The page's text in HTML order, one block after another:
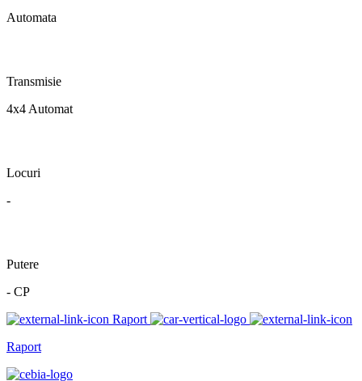
Automata
Transmisie
4x4 Automat
Locuri
-
Putere
- CP
Raport
Raport